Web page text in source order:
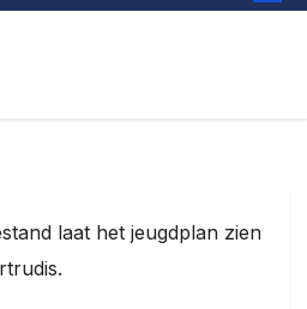
laat het jeugdplan zien